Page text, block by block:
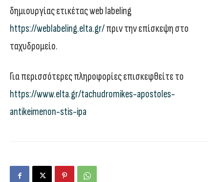
δημιουργίας ετικέτας web labeling
https://weblabeling.elta.gr/πριν την επίσκεψη στο
ταχυδρομείο.
Για περισσότερες πληροφορίες επισκεφθείτε το
https://www.elta.gr/tachudromikes-apostoles-
antikeimenon-stis-ipa